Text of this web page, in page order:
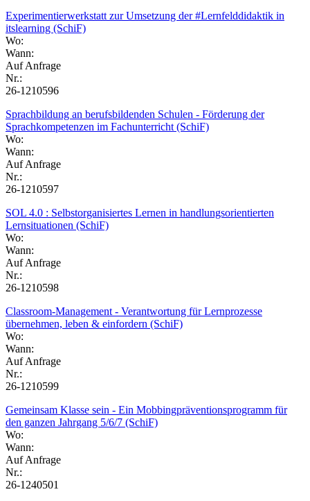
Experimentierwerkstatt zur Umsetzung der #Lernfelddidaktik in
itslearning (SchiF)
Wo:
Wann:
Auf Anfrage
Nr.:
26-1210596
Sprachbildung an berufsbildenden Schulen - Förderung der
Sprachkompetenzen im Fachunterricht (SchiF)
Wo:
Wann:
Auf Anfrage
Nr.:
26-1210597
SOL 4.0 : Selbstorganisiertes Lernen in handlungsorientierten
Lernsituationen (SchiF)
Wo:
Wann:
Auf Anfrage
Nr.:
26-1210598
Classroom-Management - Verantwortung für Lernprozesse
übernehmen, leben & einfordern (SchiF)
Wo:
Wann:
Auf Anfrage
Nr.:
26-1210599
Gemeinsam Klasse sein - Ein Mobbingpräventionsprogramm für
den ganzen Jahrgang 5/6/7 (SchiF)
Wo:
Wann:
Auf Anfrage
Nr.:
26-1240501